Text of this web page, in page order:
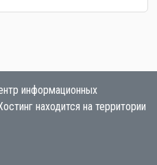
информационных
находится на территории